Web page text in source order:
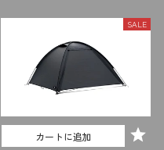
格
SALE
カートに追加